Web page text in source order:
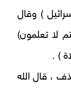
بنى إسرائيل ) وقال
لا تعلمون)
، قال الله